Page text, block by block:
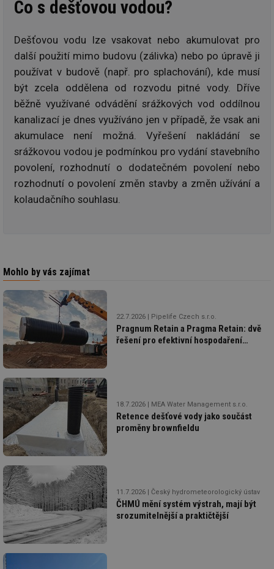
Co s dešťovou vodou?
Dešťovou vodu lze vsakovat nebo akumulovat pro
další použití mimo budovu (zálivka) nebo po úpravě ji
používat v budově (např. pro splachování), kde musí
být zcela oddělena od rozvodu pitné vody. Dříve
běžně využívané odvádění srážkových vod oddílnou
kanalizací je dnes využíváno jen v případě, že vsak ani
akumulace není možná. Vyřešení nakládání se
srážkovou vodou je podmínkou pro vydání stavebního
povolení, rozhodnutí o dodatečném povolení nebo
rozhodnutí o povolení změn stavby a změn užívání a
kolaudačního souhlasu.
Mohlo by vás zajímat
22.7.2026 Pipelife Czech s.r.o.
Pragnum Retain a Pragma Retain: dvě
řešení pro efektivní hospodaření
18.7.2026 MEA Water Management s.r.o.
Retence dešťové vody jako součást
proměny brownfieldu
11.7.2026 Český hydrometeorologický ústav
ČHMÚ mění systém výstrah, mají být
srozumitelnější a praktičtější